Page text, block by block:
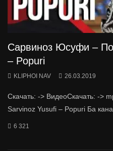
Сарвиноз Юсуфи –
– Popuri
KLIPHOI NAV 26.03.2019
Скачать: -> ВидеоСкачать: ->
Sarvinoz Yusufi – Popuri Ба
6 321